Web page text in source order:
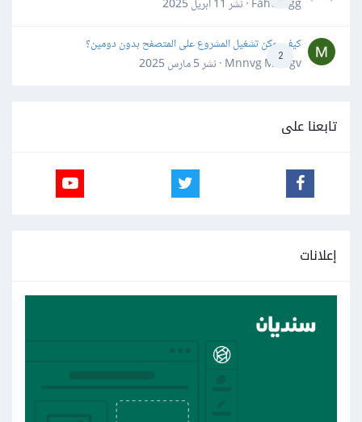
Fahd Ggg · نشر
11 أبريل 2025
2
كيف يمكن تشغيل المشروع على المتصفح بدون دومين؟
Mnnvg Mnbgv · نشر
5 مارس 2025
تابعنا على
إعلانات